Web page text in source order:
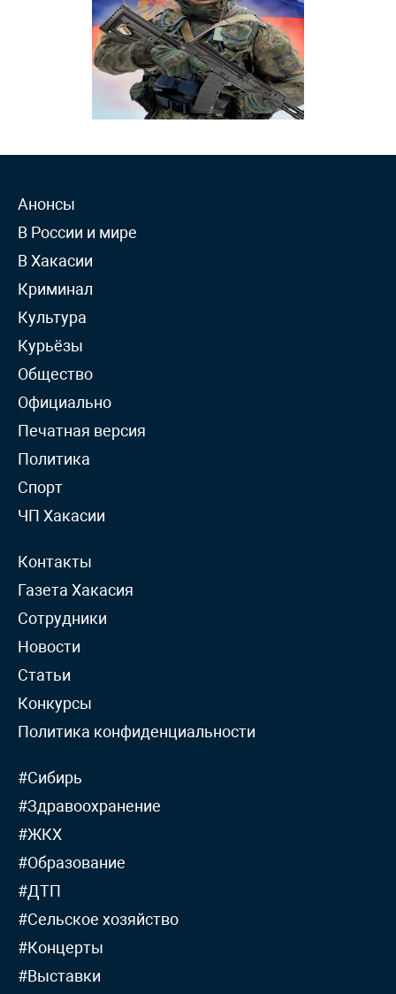
Анонсы
В России и мире
В Хакасии
Криминал
Культура
Курьёзы
Общество
Официально
Печатная версия
Политика
Спорт
ЧП Хакасии
Контакты
Газета Хакасия
Сотрудники
Новости
Статьи
Конкурсы
Политика конфиденциальности
#Сибирь
#Здравоохранение
#ЖКХ
#Образование
#ДТП
#Сельское хозяйство
#Концерты
#Выставки